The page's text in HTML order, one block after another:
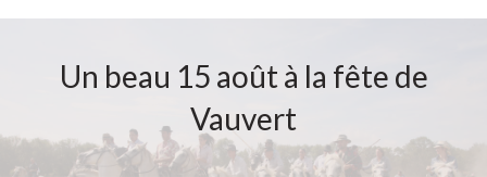
Un beau 15 août à la fête de
Vauvert